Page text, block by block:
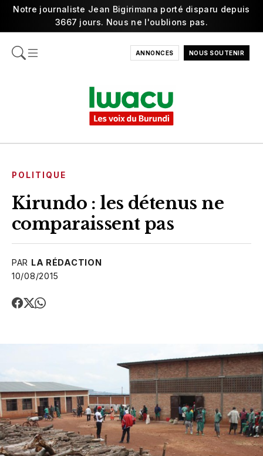
Notre journaliste Jean Bigirimana porté disparu depuis
3667 jours. Nous ne l'oublions pas.
ANNONCES NOUS SOUTENIR
POLITIQUE
Kirundo : les détenus ne
comparaissent pas
PAR LA RÉDACTION
10/08/2015